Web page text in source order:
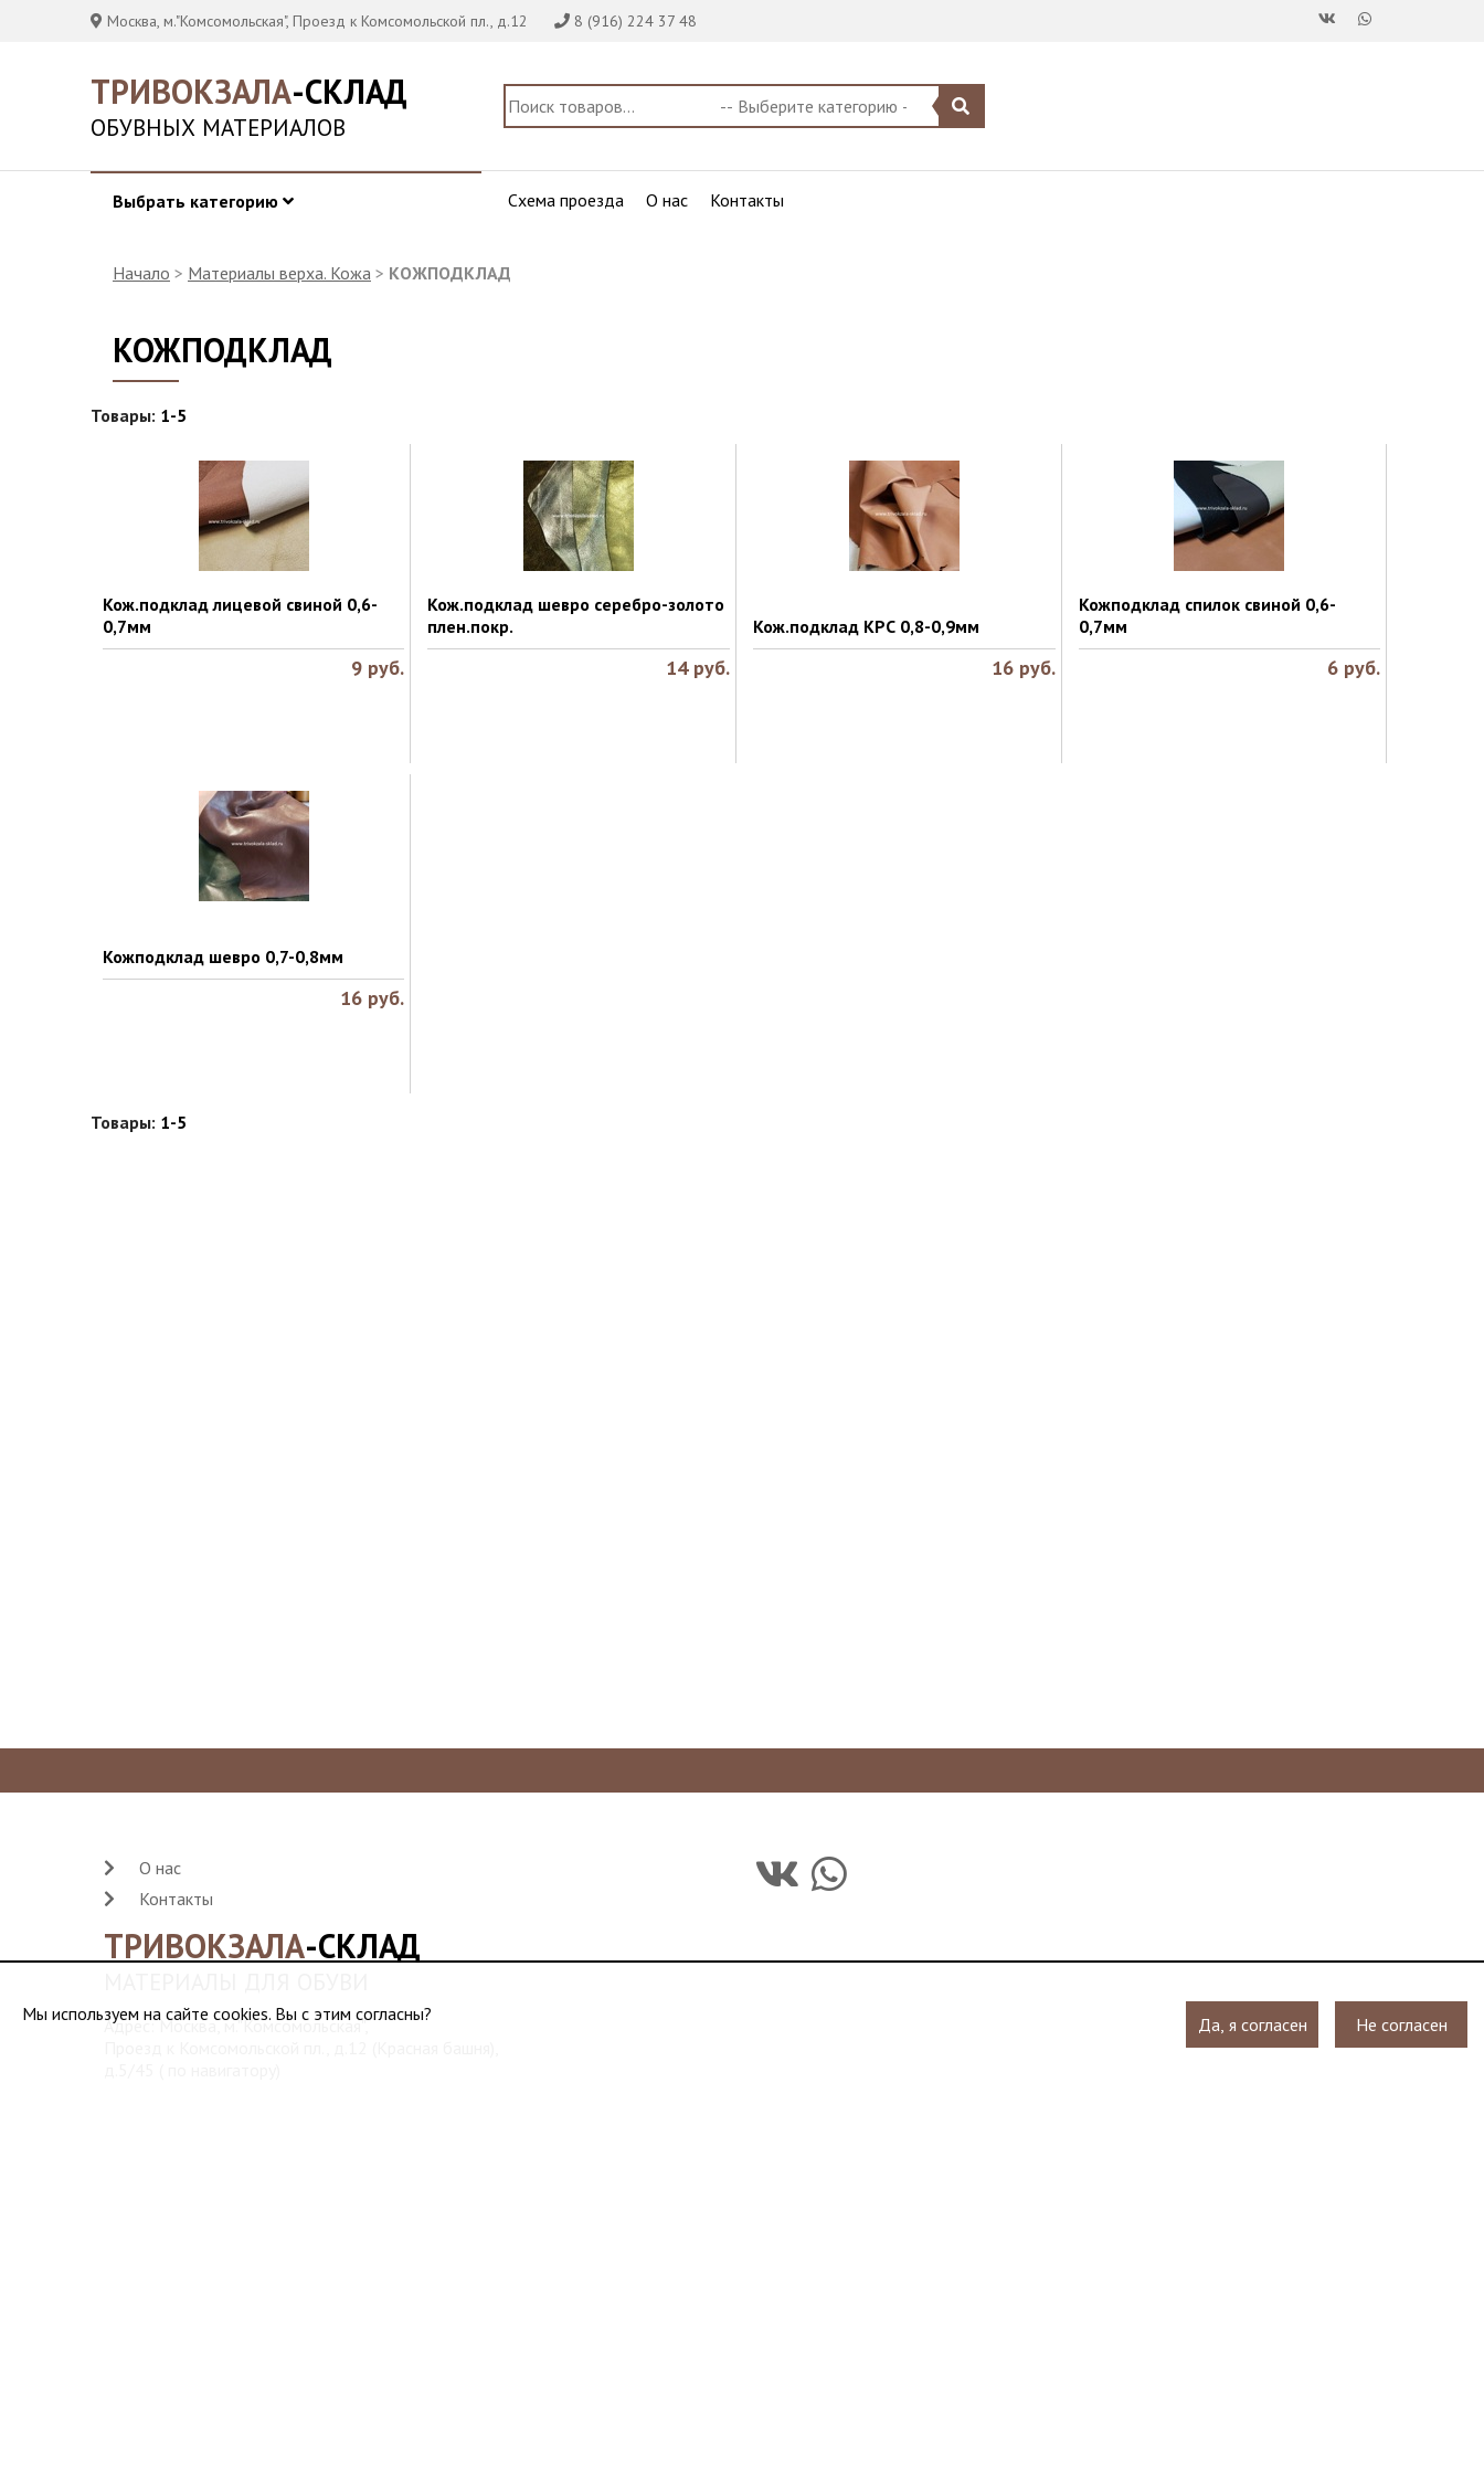
Москва, м."Комсомольская", Проезд к Комсомольской пл., д.12 8 (916) 224 37 48
ТРИВОКЗАЛА-СКЛАД
ОБУВНЫХ МАТЕРИАЛОВ
Выбрать категорию Схема проезда О нас Контакты
Начало > Материалы верха. Кожа > КОЖПОДКЛАД
КОЖПОДКЛАД
Товары: 1-5
Кож.подклад лицевой свиной 0,6-
0,7мм
9 руб.
Кож.подклад шевро серебро-золото
плен.покр.
14 руб.
Кож.подклад КРС 0,8-0,9мм
16 руб.
Кожподклад спилок свиной 0,6-
0,7мм
6 руб.
Кожподклад шевро 0,7-0,8мм
16 руб.
Товары: 1-5
ТРИВОКЗАЛА-СКЛАД
Адрес: Москва, м."Комсомольская",
О нас
Контакты
Мы используем на сайте cookies. Вы с этим согласны? Да, я согласен Не согласен